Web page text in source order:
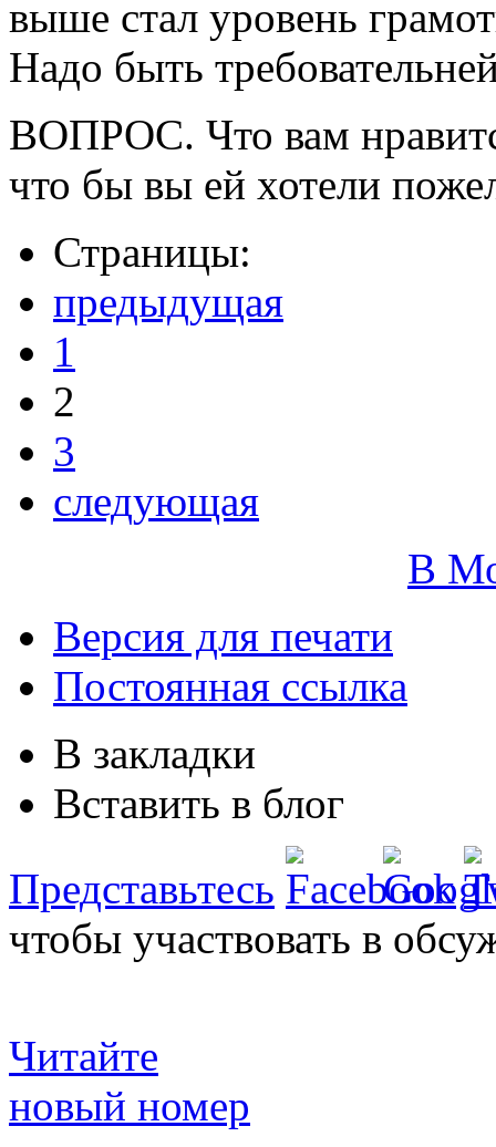
выше стал уровень
Надо быть
ВОПРОС. Что вам
что бы вы ей хотели
Страницы:
предыдущая
1
2
3
следующая
В
Версия для печати
Постоянная ссылка
В закладки
Вставить в блог
Представьтесь
чтобы участвовать в
Читайте
новый номер